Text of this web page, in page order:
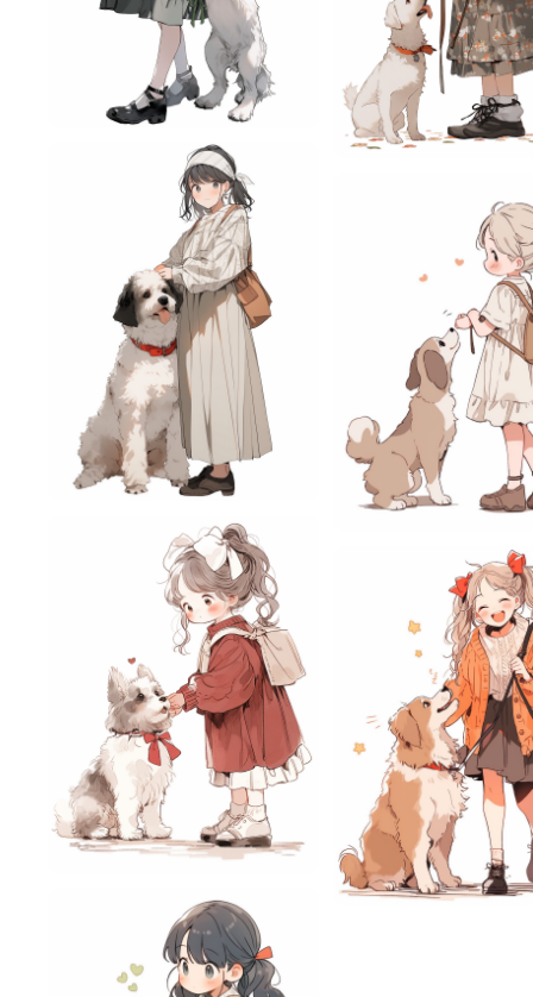
悦悦
悦悦
悦悦
悦悦
4
悦悦